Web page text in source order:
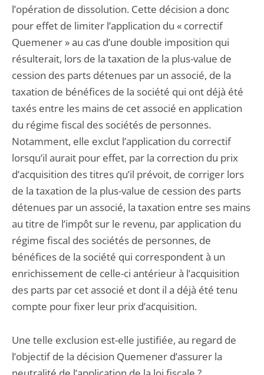
l’opération de dissolution. Cette décision a donc
pour effet de limiter l’application du « correctif
Quemener » au cas d’une double imposition qui
résulterait, lors de la taxation de la plus-value de
cession des parts détenues par un associé, de la
taxation de bénéfices de la société qui ont déjà été
taxés entre les mains de cet associé en application
du régime fiscal des sociétés de personnes.
Notamment, elle exclut l’application du correctif
lorsqu’il aurait pour effet, par la correction du prix
d’acquisition des titres qu’il prévoit, de corriger lors
de la taxation de la plus-value de cession des parts
détenues par un associé, la taxation entre ses mains
au titre de l’impôt sur le revenu, par application du
régime fiscal des sociétés de personnes, de
bénéfices de la société qui correspondent à un
enrichissement de celle-ci antérieur à l’acquisition
des parts par cet associé et dont il a déjà été tenu
compte pour fixer leur prix d’acquisition.
Une telle exclusion est-elle justifiée, au regard de
l’objectif de la décision Quemener d’assurer la